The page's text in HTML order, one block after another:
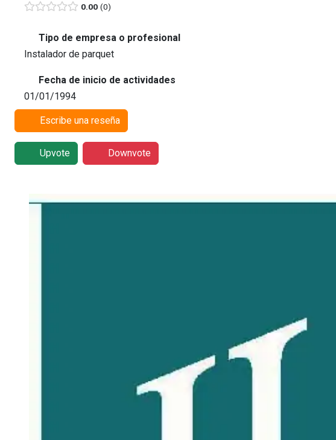
0.00 0
Tipo de empresa o profesional
Instalador de parquet
Fecha de inicio de actividades
01/01/1994
Escribe una reseña
Upvote Downvote